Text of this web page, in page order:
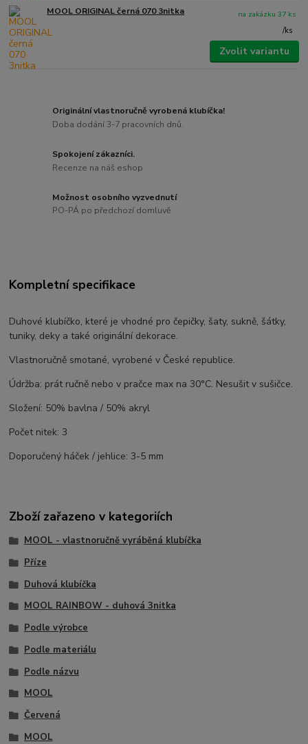
MOOL ORIGINAL černá 070 3nitka
/ks
na zakázku 37 ks
Zvolit variantu
Originální vlastnoručně vyrobená klubíčka!
Doba dodání 3-7 pracovních dnů.
Spokojení zákazníci.
Recenze na náš eshop
Možnost osobního vyzvednutí
PO-PÁ po předchozí domluvě
Kompletní specifikace
Duhové klubíčko, které je vhodné pro čepičky, šaty, sukně, šátky,
tuniky, deky a také originální dekorace.
Vlastnoručně smotané, vyrobené v České republice.
Údržba: prát ručně nebo v pračce max na 30°C. Nesušit v sušičce.
Složení: 50% bavlna / 50% akryl
Počet nitek: 3
Doporučený háček / jehlice: 3-5 mm
Zboží zařazeno v kategoriích
MOOL - vlastnoručně vyráběná klubíčka
Příze
Duhová klubíčka
MOOL RAINBOW - duhová 3nitka
Podle výrobce
Podle materiálu
Podle názvu
MOOL
Červená
MOOL